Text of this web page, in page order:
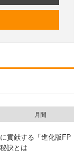
月間
貢献する「進化版FP
訣とは